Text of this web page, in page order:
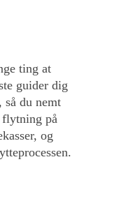
ting at
guider dig
så du nemt
flytning på
og